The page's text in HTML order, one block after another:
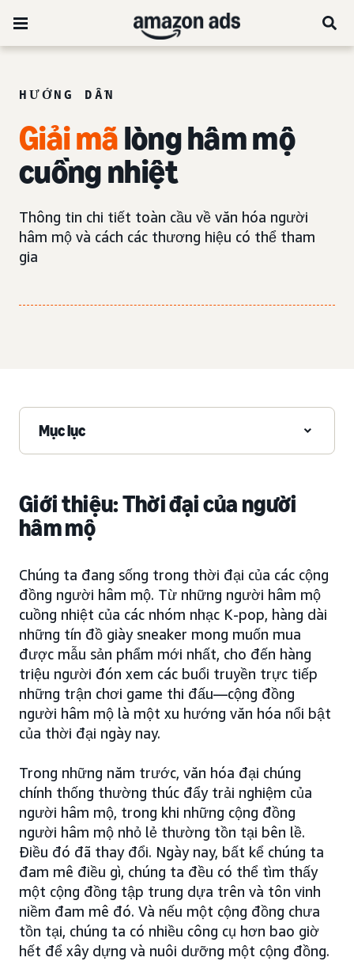
HƯỚNG DẪN
Giải mãlòng hâm mộ
cuồng nhiệt
Thông tin chi tiết toàn cầu về văn hóa người
hâm mộ và cách các thương hiệu có thể tham
gia
Mục lục
Giới thiệu: Thời đại của người
hâm mộ
Chúng ta đang sống trong thời đại của các cộng
đồng người hâm mộ. Từ những người hâm mộ
cuồng nhiệt của các nhóm nhạc K-pop, hàng dài
những tín đồ giày sneaker mong muốn mua
được mẫu sản phẩm mới nhất, cho đến hàng
triệu người đón xem các buổi truyền trực tiếp
những trận chơi game thi đấu—cộng đồng
người hâm mộ là một xu hướng văn hóa nổi bật
của thời đại ngày nay.
Trong những năm trước, văn hóa đại chúng
chính thống thường thúc đẩy trải nghiệm của
người hâm mộ, trong khi những cộng đồng
người hâm mộ nhỏ lẻ thường tồn tại bên lề.
Điều đó đã thay đổi. Ngày nay, bất kể chúng ta
đam mê điều gì, chúng ta đều có thể tìm thấy
một cộng đồng tập trung dựa trên và tôn vinh
niềm đam mê đó. Và nếu một cộng đồng chưa
tồn tại, chúng ta có nhiều công cụ hơn bao giờ
hết để xây dựng và nuôi dưỡng một cộng đồng.